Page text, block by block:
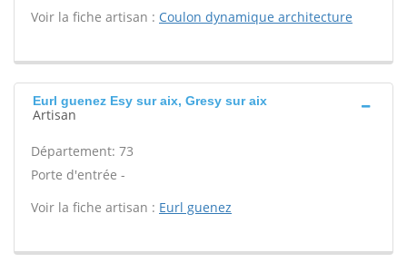
Voir la fiche artisan : Coulon dynamique architecture
Eurl guenez Esy sur aix, Gresy sur aix
Artisan
Département: 73
Porte d'entrée -
Voir la fiche artisan : Eurl guenez